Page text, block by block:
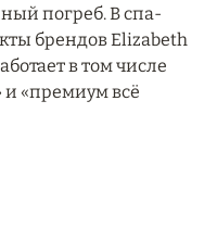
погреб. В спа-
брендов Elizabeth
в том числе
и «премиум всё